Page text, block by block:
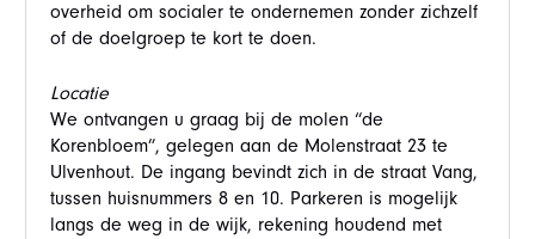
overheid om socialer te ondernemen zonder zichzelf
of de doelgroep te kort te doen.
Locatie
We ontvangen u graag bij de molen “de
Korenbloem”, gelegen aan de Molenstraat 23 te
Ulvenhout. De ingang bevindt zich in de straat Vang,
tussen huisnummers 8 en 10. Parkeren is mogelijk
langs de weg in de wijk, rekening houdend met